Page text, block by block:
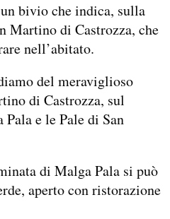
bivio che indica, sulla
Martino di Castrozza, che
nell’abitato.
del meraviglioso
di Castrozza, sul
e le Pale di San
di Malga Pala si può
aperto con ristorazione